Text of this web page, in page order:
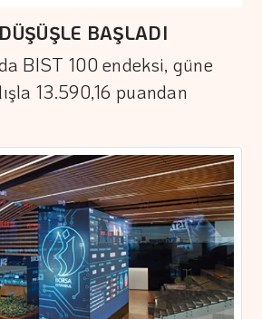
BAŞLADI
BIST 100 endeksi, güne
13.590,16 puandan